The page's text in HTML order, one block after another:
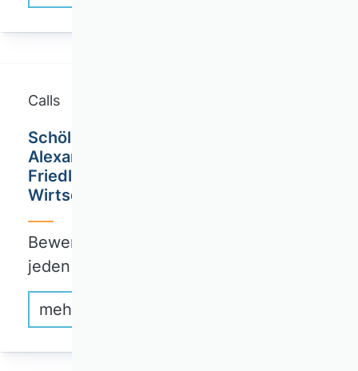
Calls
Schöller Fellowships / Friedrich-
Alexander-Universität / Dr. Theo und
Friedl Schöller Forschungszentrum für
Wirtschaft und Gesellschaft
Bewerbungsfrist: 1. Dezember eines
jeden Jahres
mehr erfahren